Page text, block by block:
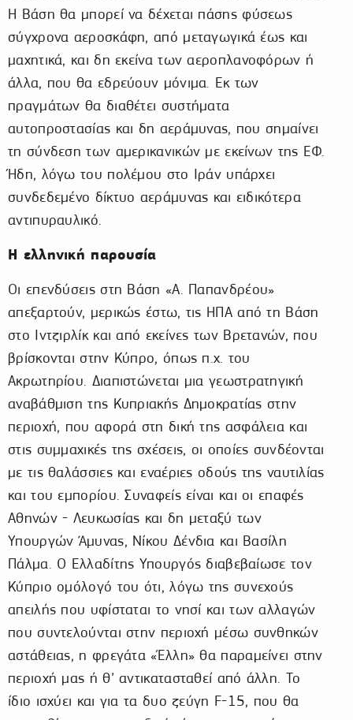
Η Βάση θα μπορεί να δέχεται πάσης φύσεως
σύγχρονα αεροσκάφη, από μεταγωγικά έως και
μαχητικά, και δη εκείνα των αεροπλανοφόρων ή
άλλα, που θα εδρεύουν μόνιμα. Εκ των
πραγμάτων θα διαθέτει συστήματα
αυτοπροστασίας και δη αεράμυνας, που σημαίνει
τη σύνδεση των αμερικανικών με εκείνων της ΕΦ.
Ήδη, λόγω του πολέμου στο Ιράν υπάρχει
συνδεδεμένο δίκτυο αεράμυνας και ειδικότερα
αντιπυραυλικό.
Η ελληνική παρουσία
Οι επενδύσεις στη Βάση «Α. Παπανδρέου»
απεξαρτούν, μερικώς έστω, τις ΗΠΑ από τη Βάση
στο Ιντζιρλίκ και από εκείνες των Βρετανών, που
βρίσκονται στην Κύπρο, όπως π.χ. του
Ακρωτηρίου. Διαπιστώνεται μια γεωστρατηγική
αναβάθμιση της Κυπριακής Δημοκρατίας στην
περιοχή, που αφορά στη δική της ασφάλεια και
στις συμμαχικές της σχέσεις, οι οποίες συνδέονται
με τις θαλάσσιες και εναέριες οδούς της ναυτιλίας
και του εμπορίου. Συναφείς είναι και οι επαφές
Αθηνών - Λευκωσίας και δη μεταξύ των
Υπουργών Άμυνας, Νίκου Δένδια και Βασίλη
Πάλμα. Ο Ελλαδίτης Υπουργός διαβεβαίωσε τον
Κύπριο ομόλογό του ότι, λόγω της συνεχούς
απειλής που υφίσταται το νησί και των αλλαγών
που συντελούνται στην περιοχή μέσω συνθηκών
αστάθειας, η φρεγάτα «Έλλη» θα παραμείνει στην
περιοχή μας ή θ’ αντικατασταθεί από άλλη. Το
ίδιο ισχύει και για τα δυο ζεύγη F-15, που θα